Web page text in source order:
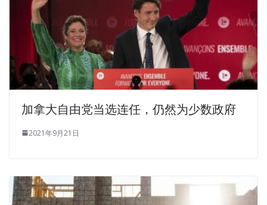
加拿大自由党当选连任，仍然为少数政府
2021年9月21日